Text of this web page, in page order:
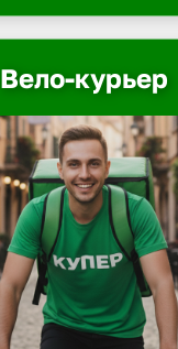
Вело-курьер